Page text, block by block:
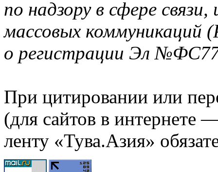
по надзору в сфере
массовых коммуникаций
о регистрации Эл
При цитировании или
(для сайтов в интернете
ленту «Тува.Азия»